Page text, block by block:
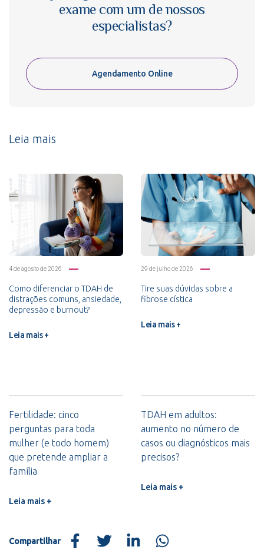
exame com um de nossos
especialistas?
Agendamento Online
Leia mais
4 de agosto de 2026
Como diferenciar o TDAH de
distrações comuns, ansiedade,
depressão e burnout?
Leia mais +
29 de julho de 2026
Tire suas dúvidas sobre a
fibrose cística
Leia mais +
Fertilidade: cinco
perguntas para toda
mulher (e todo homem)
que pretende ampliar a
família
Leia mais +
TDAH em adultos:
aumento no número de
casos ou diagnósticos mais
precisos?
Leia mais +
Compartilhar